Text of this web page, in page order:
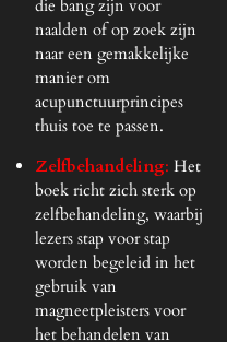
die bang zijn voor
naalden of op zoek zijn
naar een gemakkelijke
manier om
acupunctuurprincipes
thuis toe te passen.
Zelfbehandeling: Het
boek richt zich sterk op
zelfbehandeling, waarbij
lezers stap voor stap
worden begeleid in het
gebruik van
magneetpleisters voor
het behandelen van